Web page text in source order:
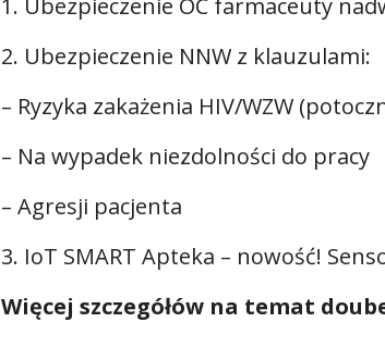
1. Ubezpieczenie OC farmaceuty
2. Ubezpieczenie NNW z klauzulami:
– Ryzyka zakażenia HIV/WZW
– Na wypadek niezdolności do pracy
– Agresji pacjenta
3. IoT SMART Apteka – nowość!
Więcej szczegółów na temat